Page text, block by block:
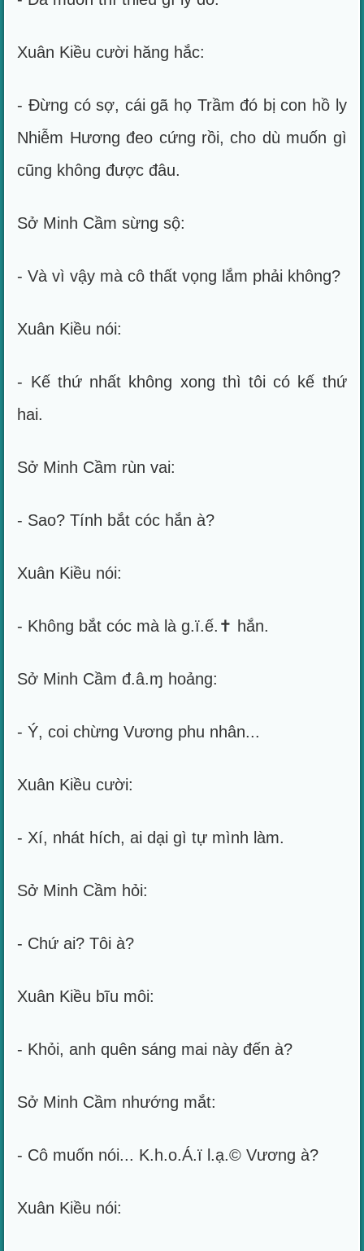
Xuân Kiều cười hăng hắc:
- Đừng có sợ, cái gã họ Trầm đó bị con hồ ly
Nhiễm Hương đeo cứng rồi, cho dù muốn gì
cũng không được đâu.
Sở Minh Cầm sừng sộ:
- Và vì vậy mà cô thất vọng lắm phải không?
Xuân Kiều nói:
- Kế thứ nhất không xong thì tôi có kế thứ
hai.
Sở Minh Cầm rùn vai:
- Sao? Tính bắt cóc hắn à?
Xuân Kiều nói:
- Không bắt cóc mà là g.ï.ế.✝ hắn.
Sở Minh Cầm đ.â.ɱ hoảng:
- Ý, coi chừng Vương phu nhân...
Xuân Kiều cười:
- Xí, nhát hích, ai dại gì tự mình làm.
Sở Minh Cầm hỏi:
- Chứ ai? Tôi à?
Xuân Kiều bĩu môi:
- Khỏi, anh quên sáng mai này đến à?
Sở Minh Cầm nhướng mắt:
- Cô muốn nói... K.h.o.Á.ï l.ạ.© Vương à?
Xuân Kiều nói: